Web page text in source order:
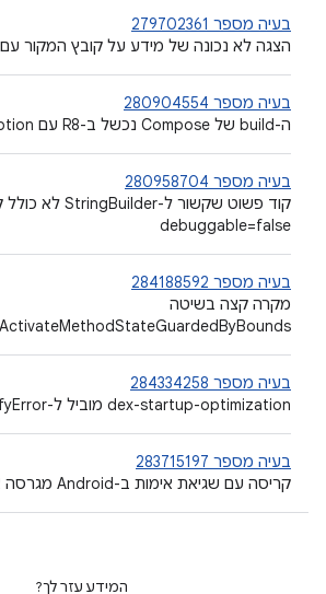
בעיה מספר 279702361
הצגה לא נכונה של מידע על קובץ המקור
בעיה מספר 280904554
ה-build של Compose נכשל ב-R8 עם ArrayIndexOutOfBoundsException
בעיה מספר 280958704
debuggable=false
בעיה מספר 284188592
מקרה קצה בשיטה
בעיה מספר 284334258
‫dex-startup-optimization מוביל ל-java.lang.VerifyError: דחיית מחלקה
בעיה מספר 283715197
קריסה עם שגיאת אימות ב-Android מגרסה 12 ואילך
המידע עזר לך?